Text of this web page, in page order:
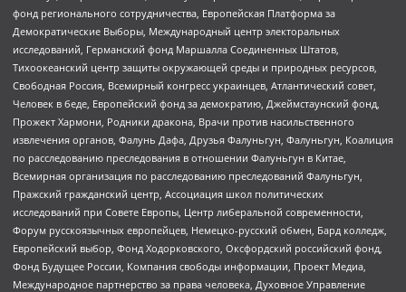
фонд регионального сотрудничества, Европейская Платформа за
Демократические Выборы, Международный центр электоральных
исследований, Германский фонд Маршалла Соединенных Штатов,
Тихоокеанский центр защиты окружающей среды и природных ресурсов,
Свободная Россия, Всемирный конгресс украинцев, Атлантический совет,
Человек в беде, Европейский фонд за демократию, Джеймстаунский фонд,
Прожект Хармони, Родники дракона, Врачи против насильственного
извлечения органов, Фалунь Дафа, Друзья Фалуньгун, Фалуньгун, Коалиция
по расследованию преследования в отношении Фалуньгун в Китае,
Всемирная организация по расследованию преследований Фалуньгун,
Пражский гражданский центр, Ассоциация школ политических
исследований при Совете Европы, Центр либеральной современности,
Форум русскоязычных европейцев, Немецко-русский обмен, Бард колледж,
Европейский выбор, Фонд Ходорковского, Оксфордский российский фонд,
Фонд Будущее России, Компания свободы информации, Проект Медиа,
Международное партнерство за права человека, Духовное Управление